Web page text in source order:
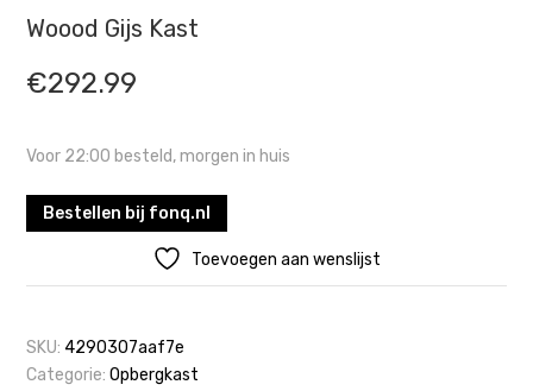
Woood Gijs Kast
€292.99
Voor 22:00 besteld, morgen in huis
Bestellen bij fonq.nl
Toevoegen aan wenslijst
SKU:4290307aaf7e
Categorie:Opbergkast